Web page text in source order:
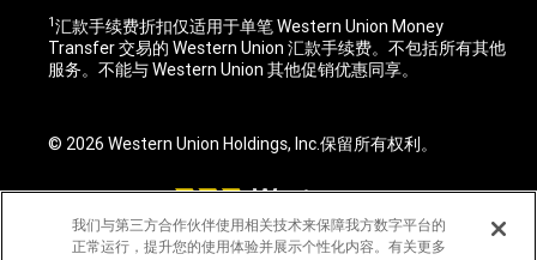
1汇款手续费折扣仅适用于单笔 Western Union Money
Transfer 交易的 Western Union 汇款手续费。不包括所有其他
服务。不能与 Western Union 其他促销优惠同享。
© 2026 Western Union Holdings, Inc.保留所有权利。
我们与第三方合作伙伴使用相关技术来保障我方数字平台的
正常运行，提升您的使用体验并展示个性化内容。有关更多